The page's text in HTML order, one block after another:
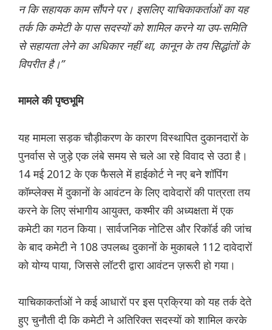
न कि सहायक काम सौंपने पर। इसलिए याचिकाकर्ताओं का यह
तर्क कि कमेटी के पास सदस्यों को शामिल करने या उप-समिति
से सहायता लेने का अधिकार नहीं था, कानून के तय सिद्धांतों के
विपरीत है।”
मामले की पृष्ठभूमि
यह मामला सड़क चौड़ीकरण के कारण विस्थापित दुकानदारों के
पुनर्वास से जुड़े एक लंबे समय से चले आ रहे विवाद से उठा है।
14 मई 2012 के एक फैसले में हाईकोर्ट ने नए बने शॉपिंग
कॉम्प्लेक्स में दुकानों के आवंटन के लिए दावेदारों की पात्रता तय
करने के लिए संभागीय आयुक्त, कश्मीर की अध्यक्षता में एक
कमेटी का गठन किया। सार्वजनिक नोटिस और रिकॉर्ड की जांच
के बाद कमेटी ने 108 उपलब्ध दुकानों के मुकाबले 112 दावेदारों
को योग्य पाया, जिससे लॉटरी द्वारा आवंटन ज़रूरी हो गया।
याचिकाकर्ताओं ने कई आधारों पर इस प्रक्रिया को यह तर्क देते
हुए चुनौती दी कि कमेटी ने अतिरिक्त सदस्यों को शामिल करके